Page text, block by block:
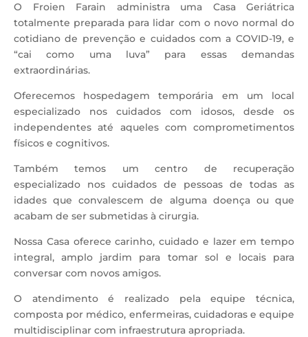
O Froien Farain administra uma Casa Geriátrica
totalmente preparada para lidar com o novo normal do
cotidiano de prevenção e cuidados com a COVID-19, e
“cai como uma luva” para essas demandas
extraordinárias.
Oferecemos hospedagem temporária em um local
especializado nos cuidados com idosos, desde os
independentes até aqueles com comprometimentos
físicos e cognitivos.
Também temos um centro de recuperação
especializado nos cuidados de pessoas de todas as
idades que convalescem de alguma doença ou que
acabam de ser submetidas à cirurgia.
Nossa Casa oferece carinho, cuidado e lazer em tempo
integral, amplo jardim para tomar sol e locais para
conversar com novos amigos.
O atendimento é realizado pela equipe técnica,
composta por médico, enfermeiras, cuidadoras e equipe
multidisciplinar com infraestrutura apropriada.